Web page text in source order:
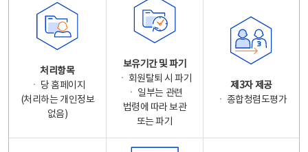
처리항목
ㆍ 당 홈페이지
(처리하는 개인정보
없음)
보유기간 및 파기
ㆍ 회원탈퇴 시 파기
ㆍ 일부는 관련
법령에 따라 보관
또는 파기
제3자 제공
ㆍ 종합청렴도평가